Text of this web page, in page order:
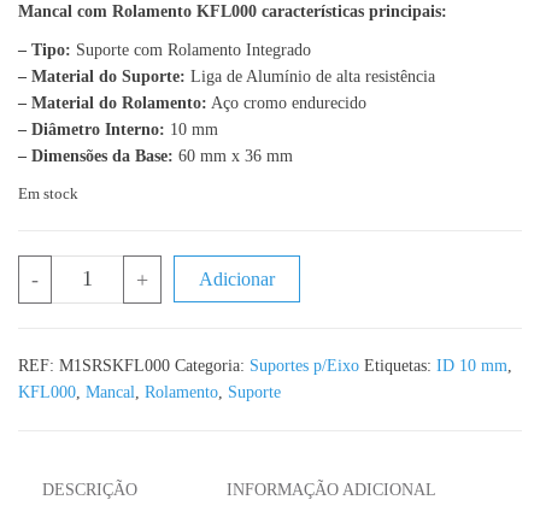
Mancal com Rolamento KFL000 características principais:
– Tipo: Suporte com Rolamento Integrado
– Material do Suporte: Liga de Alumínio de alta resistência
– Material do Rolamento: Aço cromo endurecido
– Diâmetro Interno: 10 mm
– Dimensões da Base: 60 mm x 36 mm
Em stock
- + Adicionar
REF: M1SRSKFL000 Categoria: Suportes p/Eixo Etiquetas: ID 10 mm
KFL000 Mancal Rolamento Suporte
DESCRIÇÃO INFORMAÇÃO ADICIONAL